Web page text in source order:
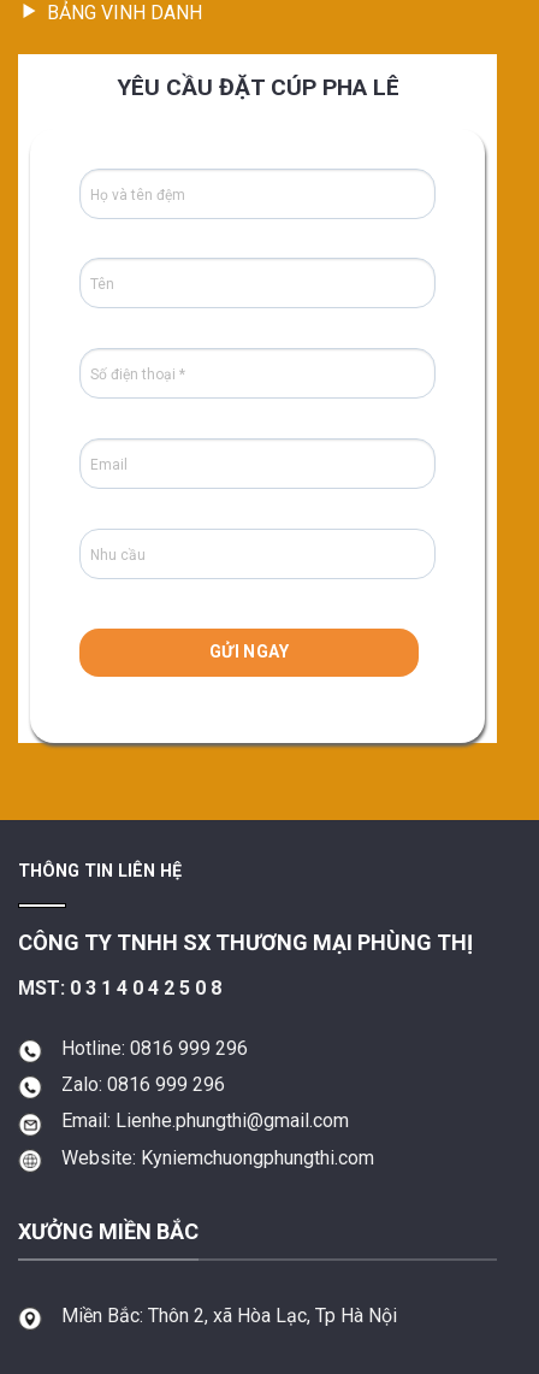
BẢNG VINH DANH
YÊU CẦU ĐẶT CÚP PHA LÊ
THÔNG TIN LIÊN HỆ
CÔNG TY TNHH SX THƯƠNG MẠI PHÙNG THỊ
MST: 0 3 1 4 0 4 2 5 0 8
Hotline: 0816 999 296
Zalo: 0816 999 296
Email: Lienhe.phungthi@gmail.com
Website: Kyniemchuongphungthi.com
XƯỞNG MIỀN BẮC
Miền Bắc: Thôn 2, xã Hòa Lạc, Tp Hà Nội